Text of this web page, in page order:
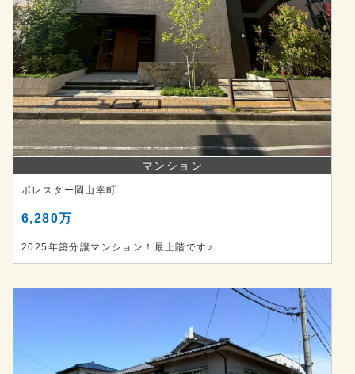
マンション
ポレスター岡山幸町
6,280万
2025年築分譲マンション！最上階です♪